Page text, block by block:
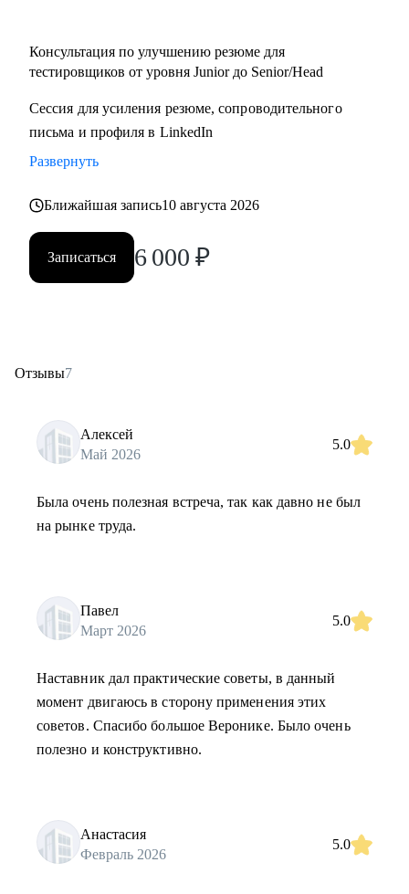
• QA Lead
Консультация по улучшению резюме для
тестировщиков от уровня Junior до Senior/Head
Сессия для усиления резюме, сопроводительного
письма и профиля в LinkedIn
Развернуть
Ближайшая запись10 августа 2026
Записаться 6 000 ₽
Отзывы7
Алексей
Май 2026
5.0
Была очень полезная встреча, так как давно не был
на рынке труда.
Павел
Март 2026
5.0
Наставник дал практические советы, в данный
момент двигаюсь в сторону применения этих
советов. Спасибо большое Веронике. Было очень
полезно и конструктивно.
Анастасия
Февраль 2026
5.0